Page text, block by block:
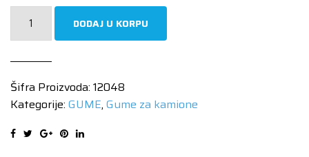
265/70-
A3
140/138M
količina
DODAJ U KORPU
Šifra Proizvoda: 12048
Kategorije: GUME, Gume za kamione